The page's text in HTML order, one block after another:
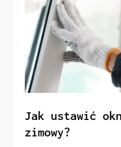
Jak ustawić
zimowy?